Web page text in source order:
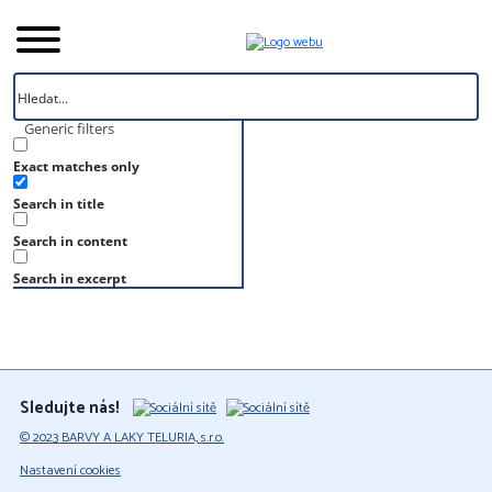
Generic filters
Exact matches only
Search in title
Search in content
Search in excerpt
Úvod
Vzorník
S 0575-G20Y
S 0575-G20Y
Sledujte nás!
© 2023 BARVY A LAKY TELURIA, s.r.o.
Nastavení cookies